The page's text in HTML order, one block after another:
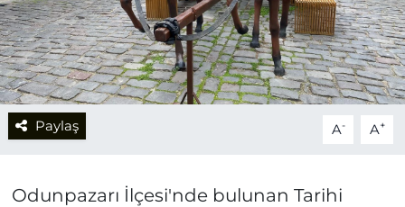
Paylaş A- A+
Odunpazarı İlçesi'nde bulunan Tarihi